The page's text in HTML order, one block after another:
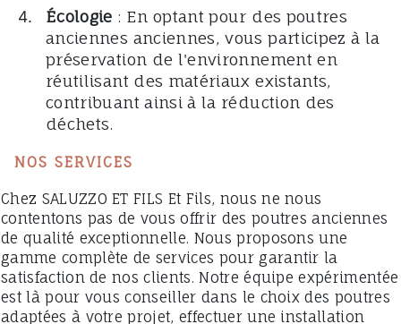
Écologie : En optant pour des poutres
anciennes anciennes, vous participez à la
préservation de l'environnement en
réutilisant des matériaux existants,
contribuant ainsi à la réduction des
déchets.
NOS SERVICES
Chez SALUZZO ET FILS Et Fils, nous ne nous
contentons pas de vous offrir des poutres anciennes
de qualité exceptionnelle. Nous proposons une
gamme complète de services pour garantir la
satisfaction de nos clients. Notre équipe expérimentée
est là pour vous conseiller dans le choix des poutres
adaptées à votre projet, effectuer une installation